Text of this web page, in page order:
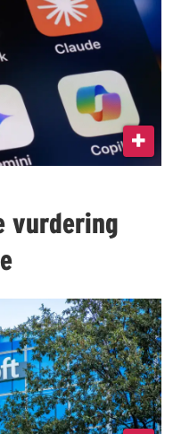
vurdering